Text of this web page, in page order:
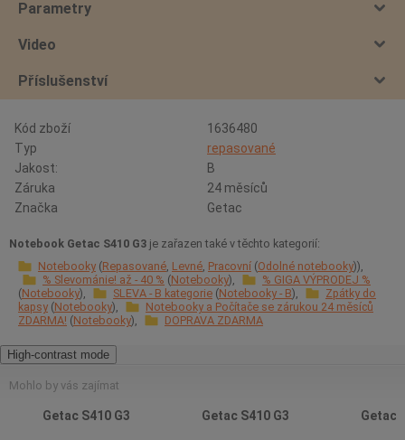
Parametry
Video
Příslušenství
Kód zboží
1636480
Typ
repasované
Jakost:
B
Záruka
24 měsíců
Značka
Getac
Notebook Getac S410 G3 je zařazen také v těchto kategorií:
Notebooky Repasované Levné Pracovní Odolné notebooky
% Slevománie! až - 40 % Notebooky
% GIGA VÝPRODEJ %
Notebooky
SLEVA - B kategorie Notebooky - B
Zpátky do
kapsy Notebooky
Notebooky a Počítače se zárukou 24 měsíců
ZDARMA! Notebooky DOPRAVA ZDARMA
High-contrast mode
Mohlo by vás zajímat
Getac S410 G3 Getac S410 G3 Getac